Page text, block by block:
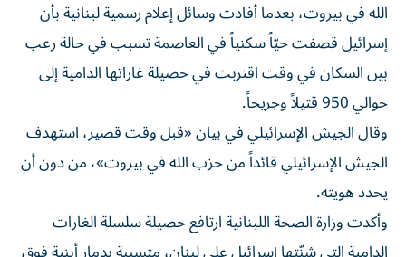
الله في بيروت، بعدما أفادت وسائل إعلام رسمية لبنانية بأن
إسرائيل قصفت حيّاً سكنياً في العاصمة تسبب في حالة رعب
بين السكان في وقت اقتربت في حصيلة غاراتها الدامية إلى
حوالي 950 قتيلاً وجريحاً.
وقال الجيش الإسرائيلي في بيان «قبل وقت قصير، استهدف
الجيش الإسرائيلي قائداً من حزب الله في بيروت»، من دون أن
يحدد هويته.
وأكدت وزارة الصحة اللبنانية ارتافع حصيلة سلسلة الغارات